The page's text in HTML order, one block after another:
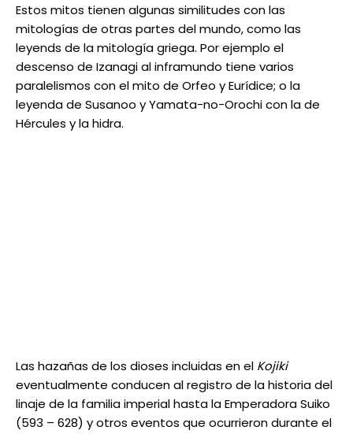
Estos mitos tienen algunas similitudes con las
mitologías de otras partes del mundo, como las
leyends de la mitología griega. Por ejemplo el
descenso de Izanagi al inframundo tiene varios
paralelismos con el mito de Orfeo y Eurídice; o la
leyenda de Susanoo y Yamata-no-Orochi con la de
Hércules y la hidra.
Las hazañas de los dioses incluidas en el Kojiki
eventualmente conducen al registro de la historia del
linaje de la familia imperial hasta la Emperadora Suiko
(593 – 628) y otros eventos que ocurrieron durante el